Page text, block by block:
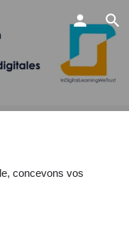
concevons vos